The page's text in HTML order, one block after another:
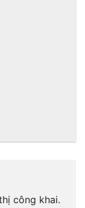
công khai.